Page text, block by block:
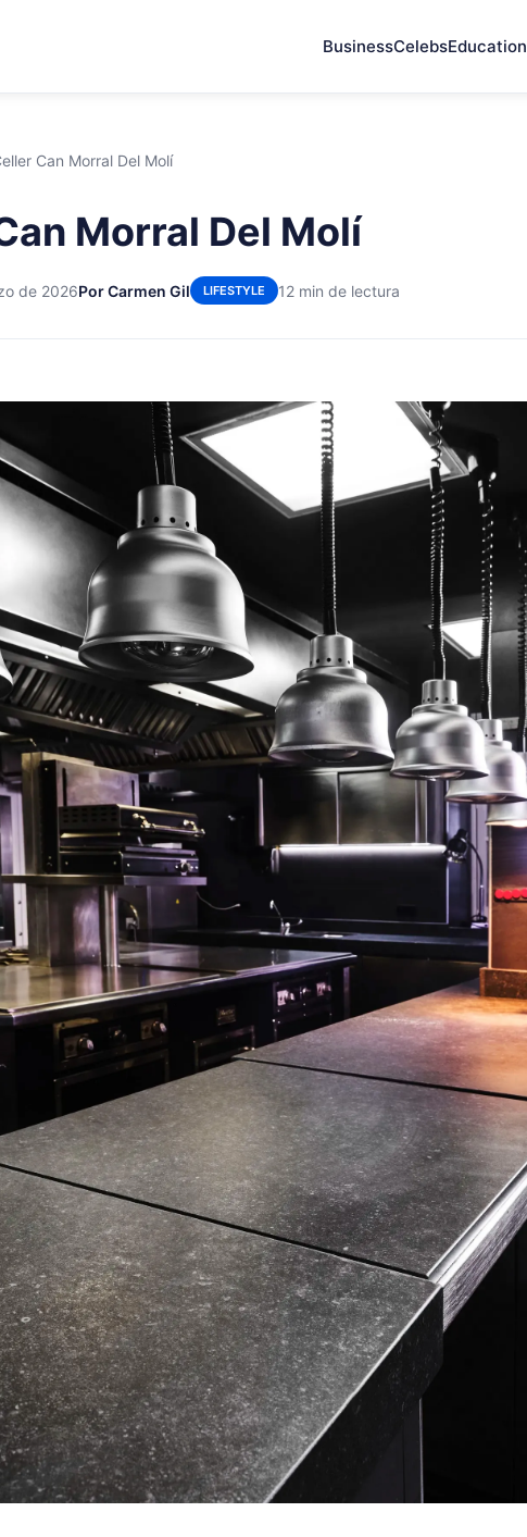
BusinessCelebsEducation
Can Morral Del Molí
Morral Del Molí
de 2026Por Carmen Gil LIFESTYLE 12 min de lectura